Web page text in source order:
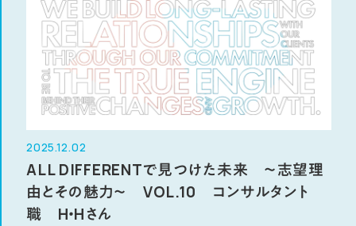
2025.12.02
ALL DIFFERENTで見つけた未来 ～志望理
由とその魅力～ VOL.10 コンサルタント
職 H・Hさん